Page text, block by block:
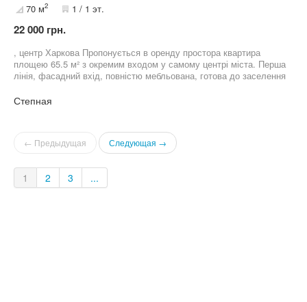
70 м2 1 / 1 эт.
22 000 грн.
, центр Харкова Пропонується в оренду простора квартира
площею 65.5 м² з окремим входом у самому центрі міста. Перша
лінія, фасадний вхід, повністю мебльована, готова до заселення
очікування та роботи. Є меблі, кондиціонер, бойлер, інтернет.
кабінету, коворкінгу, юридичної чи психологічної практики.
Загальна площа 65.5 м² Центр Харкова, метро Ярослава
Мудрого — 2 хв пішки
Степная
← Предыдущая Следующая →
1 2 3 ...